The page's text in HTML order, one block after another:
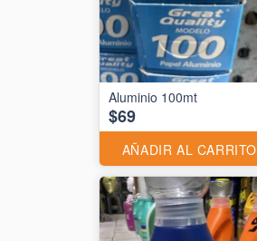
$69
AÑADIR AL CARRITO